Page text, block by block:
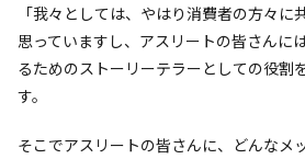
「我々としては、やはり消費者の方々に
思っていますし、アスリートの皆さんに
るためのストーリーテラーとしての役割
す。
そこでアスリートの皆さんに、どんなメ